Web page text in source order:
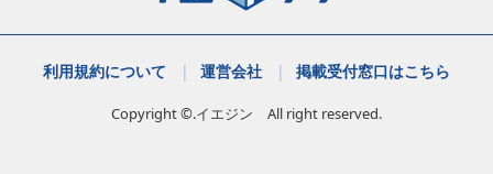
利用規約について 運営会社 掲載受付窓口はこちら
Copyright ©.イエジン All right reserved.